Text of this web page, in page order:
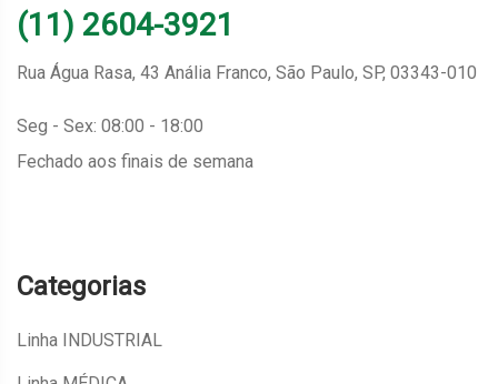
(11) 2604-3921
Rua Água Rasa, 43 Anália Franco, São Paulo, SP, 03343-010
Seg - Sex: 08:00 - 18:00
Fechado aos finais de semana
Categorias
Linha INDUSTRIAL